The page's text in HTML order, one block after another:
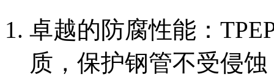
卓越的防腐性能‌：
质，保护钢管不受侵